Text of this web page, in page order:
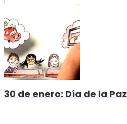
30 de enero: Día de la Paz